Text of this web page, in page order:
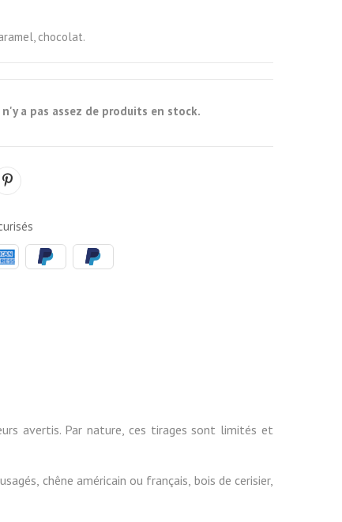
chocolat.
a pas assez de produits en stock.
avertis. Par nature, ces tirages sont limités et
chêne américain ou français, bois de cerisier,